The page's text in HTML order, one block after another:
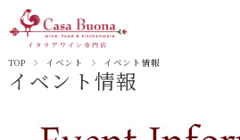
TOP イベント イベント情報
イベント情報